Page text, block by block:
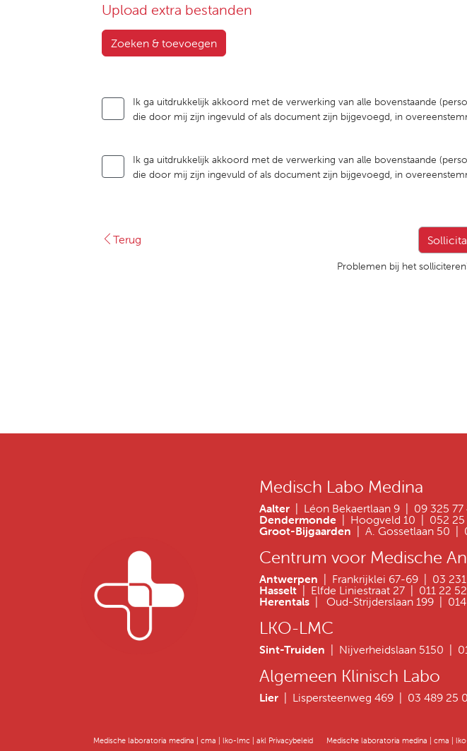
Upload extra bestanden
Zoeken & toevoegen
Ik ga uitdrukkelijk akkoord met de verwerking van alle bovenstaande
die door mij zijn ingevuld of als document zijn bijgevoegd, in
Ik ga uitdrukkelijk akkoord met de verwerking van alle bovenstaande
die door mij zijn ingevuld of als document zijn bijgevoegd, in
Terug
Problemen bij het
Medisch Labo Medina
Aalter | Léon Bekaertlaan 9 | 09 325 77
Dendermonde | Hoogveld 10 | 052 25
Groot-Bijgaarden | A. Gossetlaan 50 |
Centrum voor Medische
Antwerpen | Frankrijklei 67-69 | 03
Hasselt | Elfde Liniestraat 27 | 011 22
Herentals | Oud-Strijderslaan 199 |
LKO-LMC
Sint-Truiden | Nijverheidslaan 5150 |
Algemeen Klinisch Labo
Lier | Lispersteenweg 469 | 03 489 25
Medische laboratoria medina | cma | lko-lmc | akl Privacybeleid Medische laboratoria medina | cma |